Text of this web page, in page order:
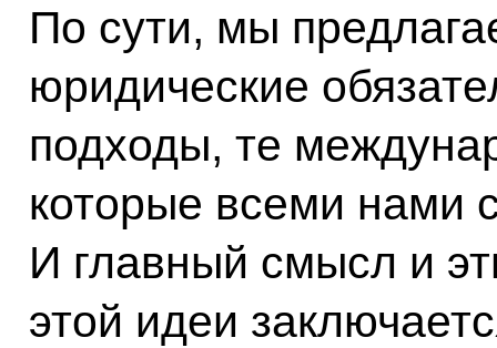
По сути, мы
юридические
подходы, те
которые всеми нами
И главный смысл и
этой идеи